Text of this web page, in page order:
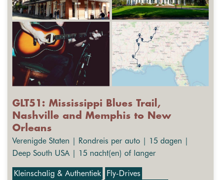
GLT51: Mississippi Blues Trail,
Nashville and Memphis to New
Orleans
Verenigde Staten | Rondreis per auto | 15 dagen |
Deep South USA | 15 nacht(en) of langer
Kleinschalig & Authentiek
Fly-Drives